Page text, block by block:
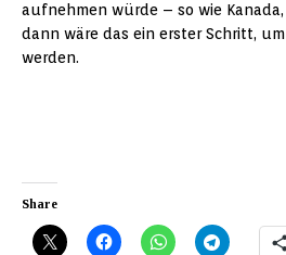
aufnehmen würde – so wie
dann wäre das ein erster Schritt,
werden.
Share